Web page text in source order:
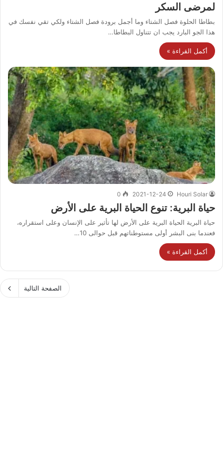
لمرضى السكر
بطاطا الحلوة فصل الشتاء وما أجمل برودة فصل الشتاء ولكي تقي نفسك في
هذا الجو البارد يجب ان تتناول البطاطا…
أكمل القراءة »
Houri Solar
2021-12-24
0
حياة البرية: تنوع الحياة البرية على الأرض
حياة البرية الحياة البرية على الأرض لها تأثير على الإنسان وعلى استقراره،
فعندما بنى البشر أولى مستوطناتهم قبل حوالى 10…
أكمل القراءة »
الصفحة التالية